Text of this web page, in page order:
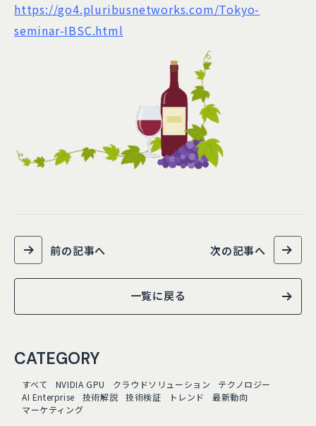
https://go4.pluribusnetworks.com/Tokyo-
seminar-IBSC.html
前の記事へ
一覧に戻る
次の記事へ
CATEGORY
すべて NVIDIA GPU クラウドソリューション
テクノロジー
AI Enterprise
技術解説 技術検証 トレンド
最新動向
マーケティング